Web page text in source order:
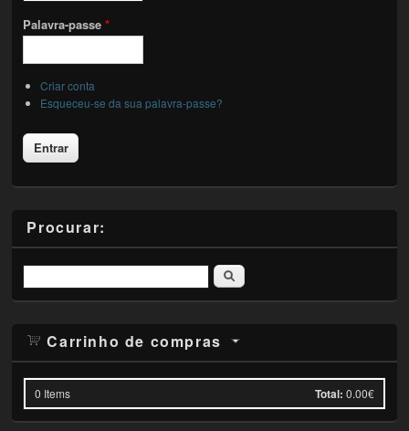
Palavra-passe*
Criar conta
Esqueceu-se da sua palavra-passe?
Procurar:
Pesquisar
Carrinho de compras
0 Items Total: 0.00€